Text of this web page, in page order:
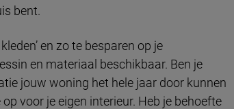
bent.
en zo te besparen op je
en materiaal beschikbaar. Ben je
jouw woning het hele jaar door kunnen
voor je eigen interieur. Heb je behoefte